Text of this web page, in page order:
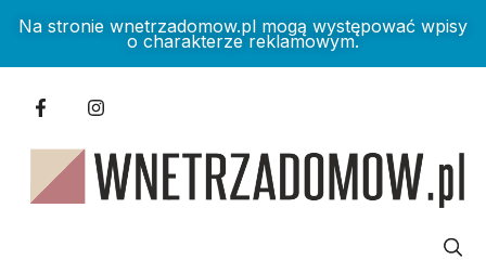
Na stronie wnetrzadomow.pl mogą występować wpisy
o charakterze reklamowym.